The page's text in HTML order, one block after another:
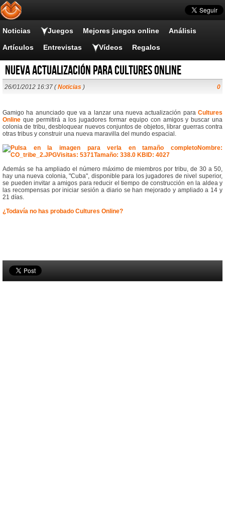
Noticias Juegos Mejores juegos online Análisis
Artículos Entrevistas Vídeos Regalos
Nueva actualización para Cultures Online
26/01/2012 16:37 (Noticias ) 0
Gamigo ha anunciado que va a lanzar una nueva actualización para Cultures
Online que permitirá a los jugadores formar equipo con amigos y buscar una
colonia de tribu, desbloquear nuevos conjuntos de objetos, librar guerras contra
otras tribus y construir una nueva maravilla del mundo espacial.
Además se ha ampliado el número máximo de miembros por tribu, de 30 a 50,
hay una nueva colonia, "Cuba", disponible para los jugadores de nivel superior,
se pueden invitar a amigos para reducir el tiempo de construcción en la aldea y
las recompensas por iniciar sesión a diario se han mejorado y ampliado a 14 y
21 días.
¿Todavía no has probado Cultures Online?